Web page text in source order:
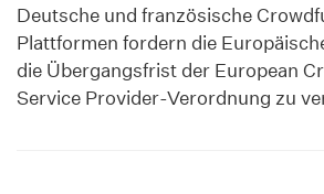
Deutsche und französische
Plattformen fordern die
die Übergangsfrist der European
Service Provider-Verordnung zu